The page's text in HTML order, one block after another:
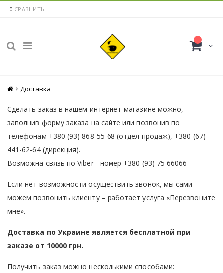
0 СРАВНИТЬ
Главная
Доставка
Сделать заказ в нашем интернет-магазине можно,
заполнив форму заказа на сайте или позвонив по
телефонам +380 (93)868-55-68 (отдел продаж), +380 (67)
441-62-64 (дирекция).
Возможна связь по Viber - номер +380 (93) 75 66066
Если нет возможности осуществить звонок, мы сами
можем позвонить клиенту – работает услуга «Перезвоните
мне».
Доставка по Украине является бесплатной при
заказе от 10000 грн.
Получить заказ можно несколькими способами: